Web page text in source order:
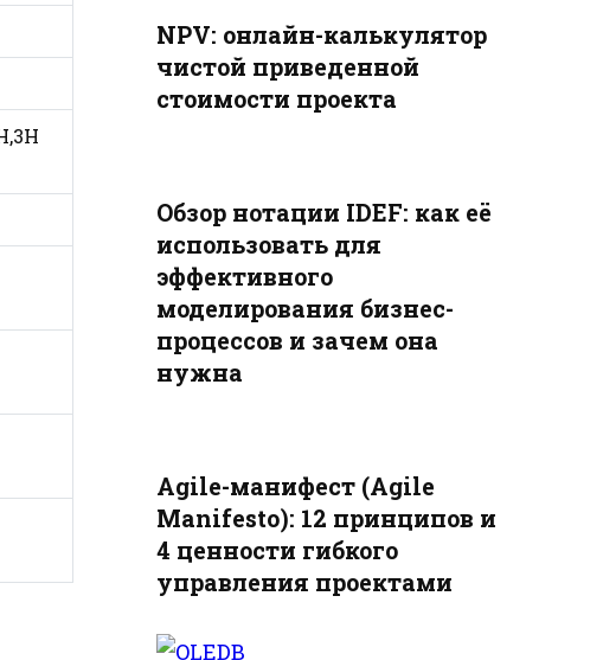
NPV: онлайн-калькулятор
чистой приведенной
стоимости проекта
Обзор нотации IDEF: как её
использовать для
эффективного
моделирования бизнес-
процессов и зачем она
нужна
Agile-манифест (Agile
Manifesto): 12 принципов и
4 ценности гибкого
управления проектами